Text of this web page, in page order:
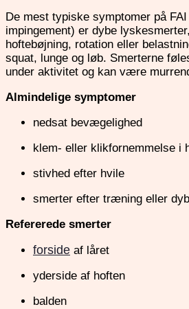
De mest typiske symptomer på
impingement) er dybe
hoftebøjning, rotation eller
squat, lunge og løb. Smerterne
under aktivitet og kan være
Almindelige symptomer
nedsat bevægelighed
klem- eller klikfornemmelse i
stivhed efter hvile
smerter efter træning eller
Refererede smerter
forside af låret
yderside af hoften
balden